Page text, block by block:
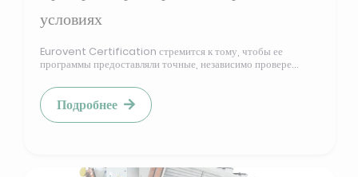
условиях
Eurovent Certification стремится к тому, чтобы ее
программы предоставляли точные, независимо провере...
Подробнее